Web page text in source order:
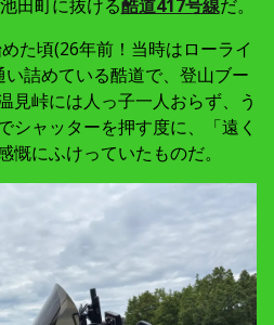
田町に抜ける酷道417号線だ。
た頃(26年前！当時はローライ
い詰めている酷道で、登山ブー
見峠には人っ子一人おらず、う
シャッターを押す度に、「遠く
慨にふけっていたものだ。